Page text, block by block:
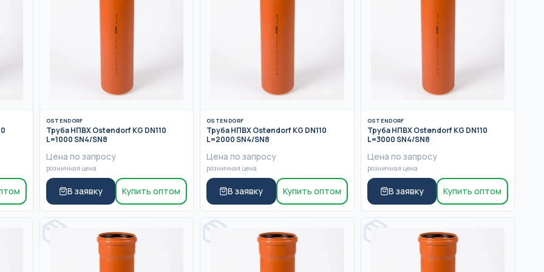
OSTENDORF
Труба НПВХ Ostendorf KG DN110
L=1000 SN4/SN8
Цена по запросу
розничная цена
В заявку Купить оптом
OSTENDORF
Труба НПВХ Ostendorf KG DN110
L=2000 SN4/SN8
Цена по запросу
розничная цена
В заявку Купить оптом
OSTENDORF
Труба НПВХ Ostendorf KG DN110
L=3000 SN4/SN8
Цена по запросу
розничная цена
В заявку Купить оптом